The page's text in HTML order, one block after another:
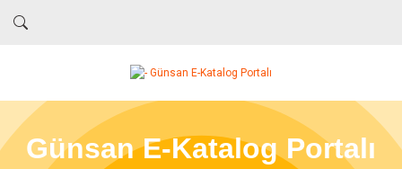
Günsan E-Katalog Portalı